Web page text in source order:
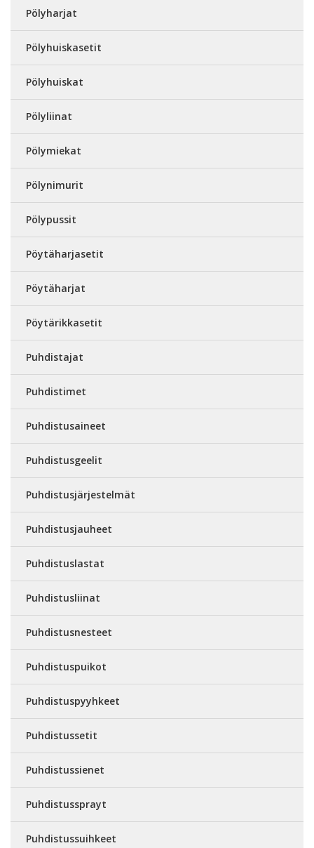
Pölyharjat
Pölyhuiskasetit
Pölyhuiskat
Pölyliinat
Pölymiekat
Pölynimurit
Pölypussit
Pöytäharjasetit
Pöytäharjat
Pöytärikkasetit
Puhdistajat
Puhdistimet
Puhdistusaineet
Puhdistusgeelit
Puhdistusjärjestelmät
Puhdistusjauheet
Puhdistuslastat
Puhdistusliinat
Puhdistusnesteet
Puhdistuspuikot
Puhdistuspyyhkeet
Puhdistussetit
Puhdistussienet
Puhdistussprayt
Puhdistussuihkeet